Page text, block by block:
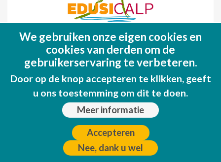
Fondo Europeo de Desarrollo Regional
(FEDER)
Una manera de hacer EUROPA
We gebruiken onze eigen cookies en
cookies van derden om de
gebruikerservaring te verbeteren.
Door op de knop accepteren te klikken, geeft
u ons toestemming om dit te doen.
Meer informatie
Accepteren
Nee, dank u wel